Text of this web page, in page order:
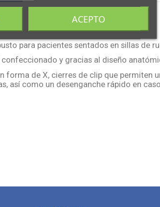
para pacientes sentados en sillas de
y gracias al diseño
de X, cierres de clip que
así como un desenganche rápido en
ACEPTO